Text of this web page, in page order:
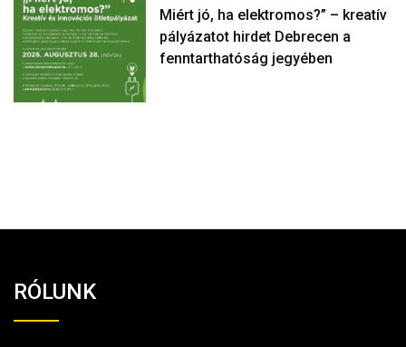
Miért jó, ha elektromos?” – kreatív
pályázatot hirdet Debrecen a
fenntarthatóság jegyében
RÓLUNK